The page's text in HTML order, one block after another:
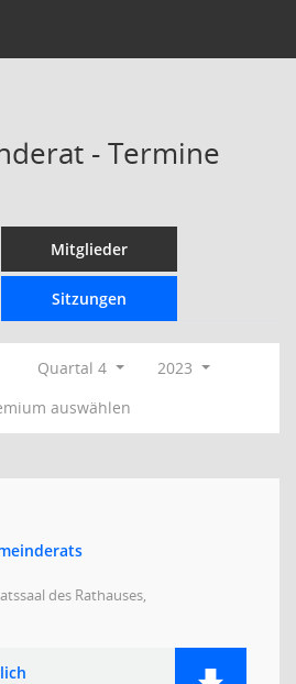
- Termine
Mitglieder
Sitzungen
Quartal 4
2023
auswählen
des Rathauses,